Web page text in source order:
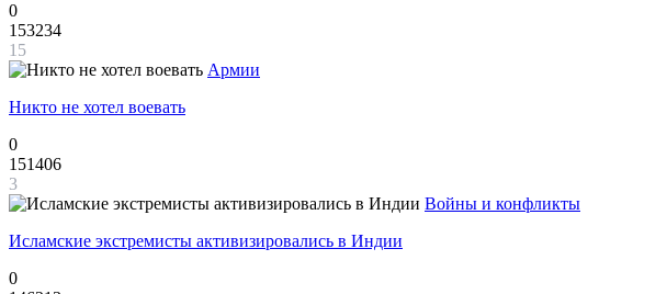
0
153234
15
Армии
Никто не хотел воевать
0
151406
3
Войны и конфликты
Исламские экстремисты активизировались в Индии
0